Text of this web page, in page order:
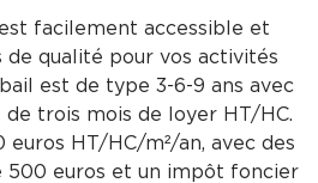
facilement accessible et
qualité pour vos activités
est de type 3-6-9 ans avec
trois mois de loyer HT/HC.
euros HT/HC/m²/an, avec des
500 euros et un impôt foncier